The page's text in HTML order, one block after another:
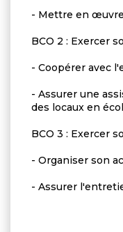
- Mettre en
BCO 2 : Exercer
- Coopérer avec
- Assurer une
des locaux en
BCO 3 : Exercer
- Organiser son
- Assurer